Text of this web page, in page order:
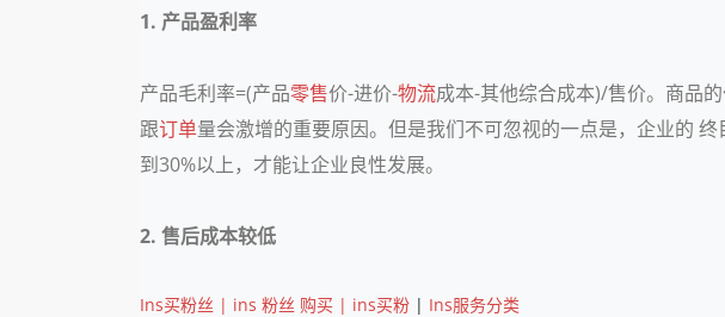
1. 产品盈利率
产品毛利率=(产品零售价-进价-物流成本-其他综合成本)/售价。商品
跟订单量会激增的重要原因。但是我们不可忽视的一点是，企业的
到30%以上，才能让企业良性发展。
2. 售后成本较低
Ins买粉丝 | ins 粉丝 购买 | ins买粉 | Ins服务分类